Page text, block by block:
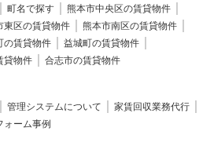
町名で探す
熊本市中央区の賃貸物件
東区の賃貸物件
熊本市南区の賃貸物件
の賃貸物件
益城町の賃貸物件
貸物件 合志市の賃貸物件
管理システムについて
家賃回収業務代行
ォーム事例